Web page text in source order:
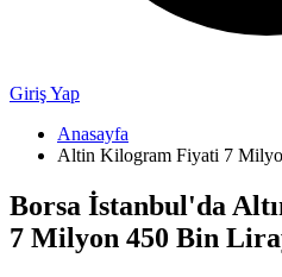
Giriş Yap
Anasayfa
Altin Kilogram Fiyati 7
Borsa İstanbul'da
7 Milyon 450 Bin